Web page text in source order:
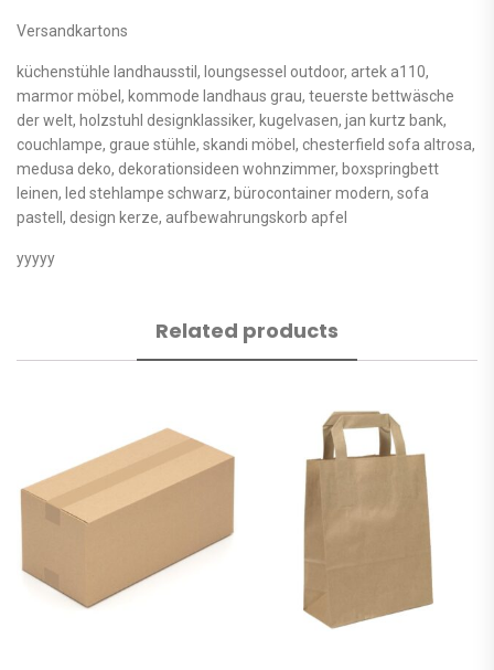
Versandkartons
küchenstühle landhausstil, loungsessel outdoor, artek a110,
marmor möbel, kommode landhaus grau, teuerste bettwäsche
der welt, holzstuhl designklassiker, kugelvasen, jan kurtz bank,
couchlampe, graue stühle, skandi möbel, chesterfield sofa altrosa,
medusa deko, dekorationsideen wohnzimmer, boxspringbett
leinen, led stehlampe schwarz, bürocontainer modern, sofa
pastell, design kerze, aufbewahrungskorb apfel
yyyyy
Related products